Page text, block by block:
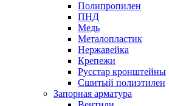
Полипропилен
ПНД
Медь
Металопластик
Нержавейка
Крепежи
Русстар кронштейны
Сшитый полиэтилен
Запорная арматура